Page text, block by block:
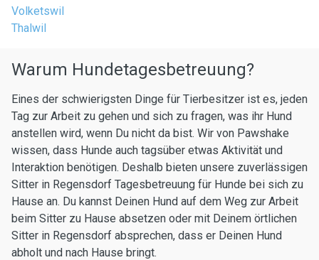
Volketswil
Thalwil
Warum Hundetagesbetreuung?
Eines der schwierigsten Dinge für Tierbesitzer ist es, jeden
Tag zur Arbeit zu gehen und sich zu fragen, was ihr Hund
anstellen wird, wenn Du nicht da bist. Wir von Pawshake
wissen, dass Hunde auch tagsüber etwas Aktivität und
Interaktion benötigen. Deshalb bieten unsere zuverlässigen
Sitter in Regensdorf Tagesbetreuung für Hunde bei sich zu
Hause an. Du kannst Deinen Hund auf dem Weg zur Arbeit
beim Sitter zu Hause absetzen oder mit Deinem örtlichen
Sitter in Regensdorf absprechen, dass er Deinen Hund
abholt und nach Hause bringt.